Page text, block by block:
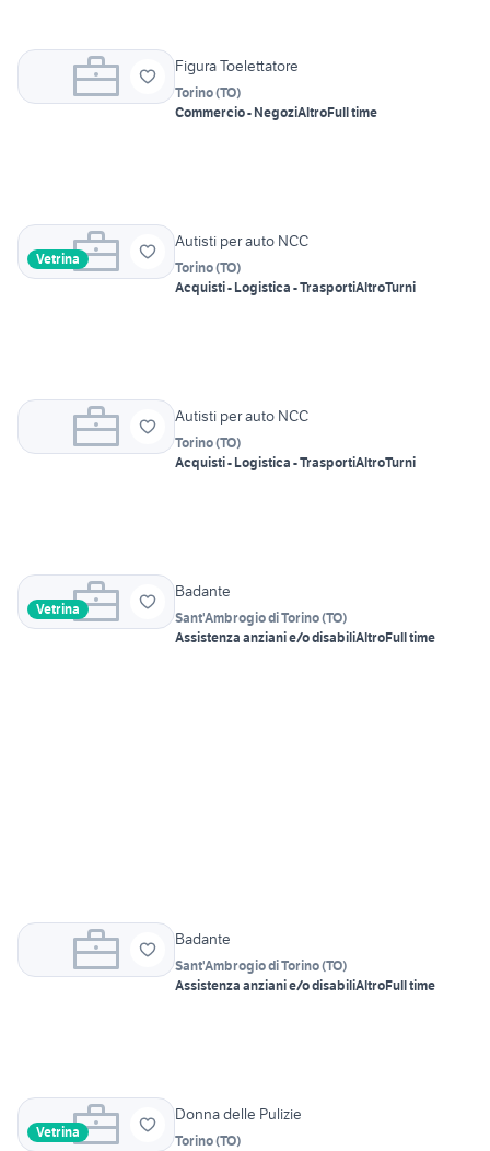
Figura Toelettatore
Torino(TO)
Commercio - NegoziAltroFull time
Vetrina
Autisti per auto NCC
Torino(TO)
Acquisti - Logistica - TrasportiAltroTurni
Autisti per auto NCC
Torino(TO)
Acquisti - Logistica - TrasportiAltroTurni
Vetrina
Badante
Sant'Ambrogio di Torino(TO)
Assistenza anziani e/o disabiliAltroFull time
Badante
Sant'Ambrogio di Torino(TO)
Assistenza anziani e/o disabiliAltroFull time
Vetrina
Donna delle Pulizie
Torino(TO)